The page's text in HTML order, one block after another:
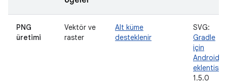
PNG
üretimi
Vektör ve
raster
Alt küme
desteklenir
SVG:
Gradle
için
Android
eklentisi
1.5.0